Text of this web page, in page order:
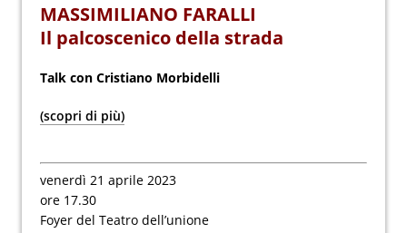
MASSIMILIANO FARALLI
Il palcoscenico della strada
Talk con Cristiano Morbidelli
(scopri di più)
venerdì 21 aprile 2023
ore 17.30
Foyer del Teatro dell’unione